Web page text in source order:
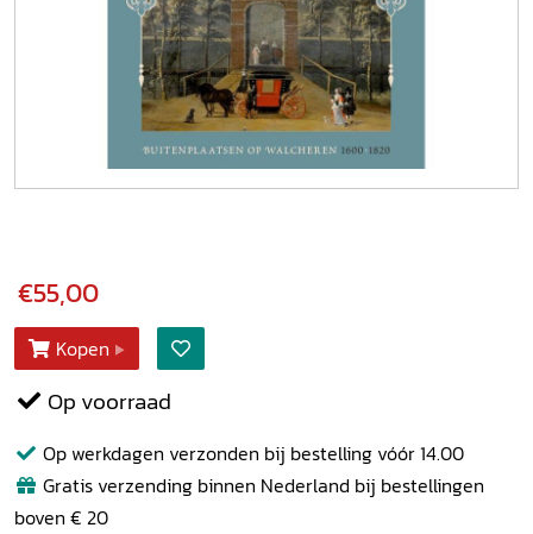
€55,00
Kopen
Op voorraad
Op werkdagen verzonden bij bestelling vóór 14.00
Gratis verzending binnen Nederland bij bestellingen
boven € 20